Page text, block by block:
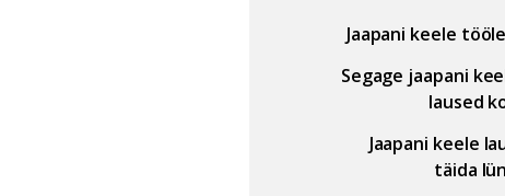
Jaapani keele
Segage jaapani
laused
Jaapani keele
täida